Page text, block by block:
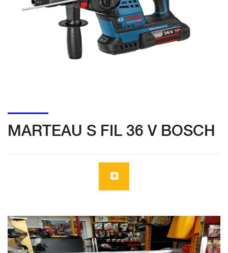
MARTEAU S FIL 36 V BOSCH